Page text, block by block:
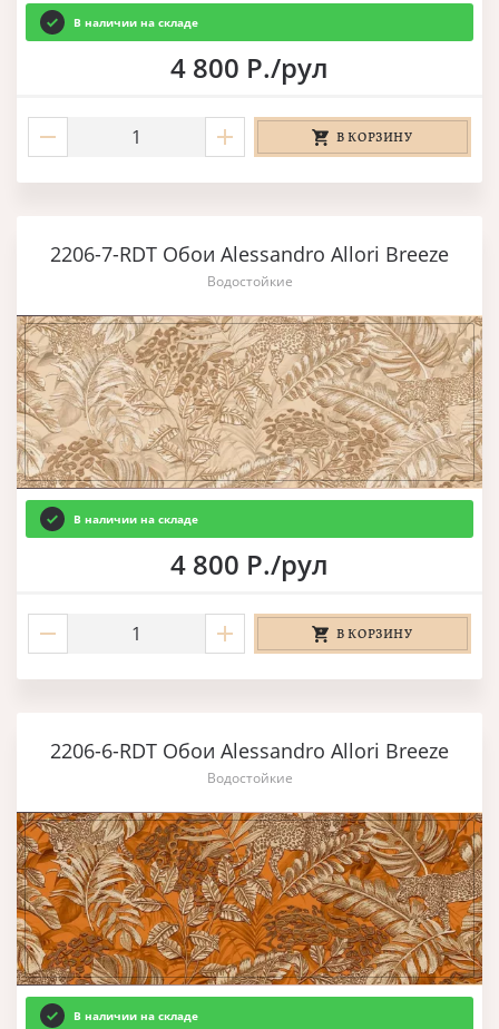
В наличии на складе
4 800 Р./рул
В КОРЗИНУ
2206-7-RDT Обои Alessandro Allori Breeze
Водостойкие
В наличии на складе
4 800 Р./рул
В КОРЗИНУ
2206-6-RDT Обои Alessandro Allori Breeze
Водостойкие
В наличии на складе